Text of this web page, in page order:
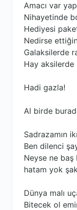
Amacı var
Nihayetinde
Hediyesi
Nedirse
Galaksilerde
Hay aksilerde
Hadi gazla!
Al birde
Sadrazamın
Ben dilenci
Neyse ne
hatam yok
Dünya malı
Bitecek ol